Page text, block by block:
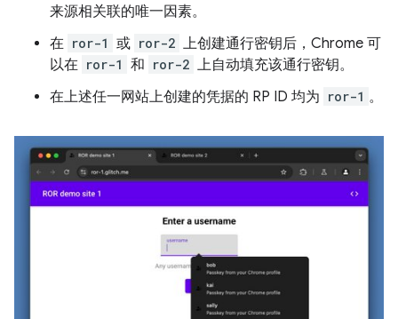
来源相关联的唯一因素。
在 ror-1 或 ror-2 上创建通行密钥后，Chrome 可
以在 ror-1 和 ror-2 上自动填充该通行密钥。
在上述任一网站上创建的凭据的 RP ID 均为 ror-1 。